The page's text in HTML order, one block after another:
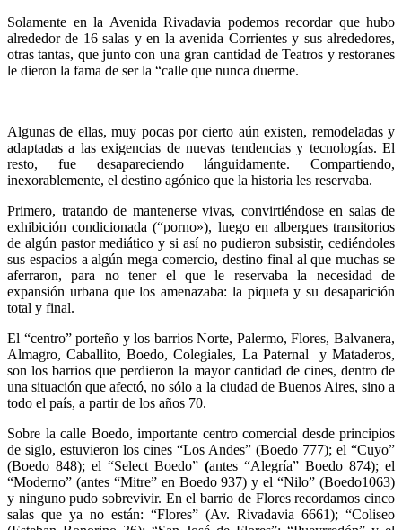
Solamente en la Avenida Rivadavia podemos recordar que hubo
alrededor de 16 salas y en la avenida Corrientes y sus alrededores,
otras tantas, que junto con una gran cantidad de Teatros y restoranes
le dieron la fama de ser la “calle que nunca duerme.
Algunas de ellas, muy pocas por cierto aún existen, remodeladas y
adaptadas a las exigencias de nuevas tendencias y tecnologías. El
resto, fue desapareciendo lánguidamente. Compartiendo,
inexorablemente, el destino agónico que la historia les reservaba.
Primero, tratando de mantenerse vivas, convirtiéndose en salas de
exhibición condicionada (“porno»), luego en albergues transitorios
de algún pastor mediático y si así no pudieron subsistir, cediéndoles
sus espacios a algún mega comercio, destino final al que muchas se
aferraron, para no tener el que le reservaba la necesidad de
expansión urbana que los amenazaba: la piqueta y su desaparición
total y final.
El “centro” porteño y los barrios Norte, Palermo, Flores, Balvanera,
Almagro, Caballito, Boedo, Colegiales, La Paternal y Mataderos,
son los barrios que perdieron la mayor cantidad de cines, dentro de
una situación que afectó, no sólo a la ciudad de Buenos Aires, sino a
todo el país, a partir de los años 70.
Sobre la calle Boedo, importante centro comercial desde principios
de siglo, estuvieron los cines “Los Andes” (Boedo 777); el “Cuyo”
(Boedo 848); el “Select Boedo” (antes “Alegría” Boedo 874); el
“Moderno” (antes “Mitre” en Boedo 937) y el “Nilo” (Boedo1063)
y ninguno pudo sobrevivir. En el barrio de Flores recordamos cinco
salas que ya no están: “Flores” (Av. Rivadavia 6661); “Coliseo